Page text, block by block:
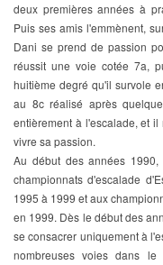
deux premières années à
Puis ses amis l'emmènent,
Dani se prend de passion
réussit une voie cotée 7a,
huitième degré qu'il survole
au 8c réalisé après
entièrement à l'escalade, et
vivre sa passion.
Au début des années
championnats d'escalade
1995 à 1999 et aux
en 1999. Dès le début des
se consacrer uniquement à
nombreuses voies dans